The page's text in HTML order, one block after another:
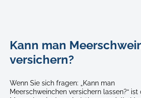
guinea-
in-
girl's-
arm
Kann man
versichern?
Wenn Sie sich fragen: „Kann man
Meerschweinchen versichern lassen?“ ist